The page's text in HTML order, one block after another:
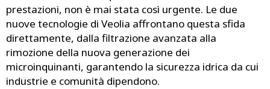
prestazioni, non è mai stata così urgente. Le due
nuove tecnologie di Veolia affrontano questa sfida
direttamente, dalla filtrazione avanzata alla
rimozione della nuova generazione dei
microinquinanti, garantendo la sicurezza idrica da cui
industrie e comunità dipendono.